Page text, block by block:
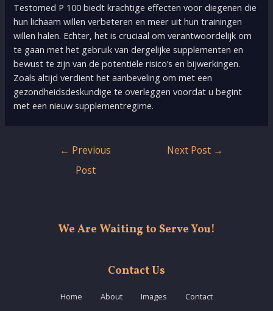
Testomed P 100 biedt krachtige effecten voor diegenen die
hun lichaam willen verbeteren en meer uit hun trainingen
willen halen. Echter, het is cruciaal om verantwoordelijk om
te gaan met het gebruik van dergelijke supplementen en
bewust te zijn van de potentiële risico’s en bijwerkingen.
Zoals altijd verdient het aanbeveling om met een
gezondheidsdeskundige te overleggen voordat u begint
met een nieuw supplementregime.
← Previous
Post
Next Post →
We Are Waiting to Serve You!
Contact Us
Home About Images Contact